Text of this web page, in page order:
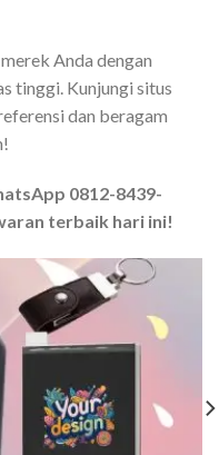
Anda dengan
tinggi. Kunjungi situs
dan beragam
0812-8439-
terbaik hari ini!